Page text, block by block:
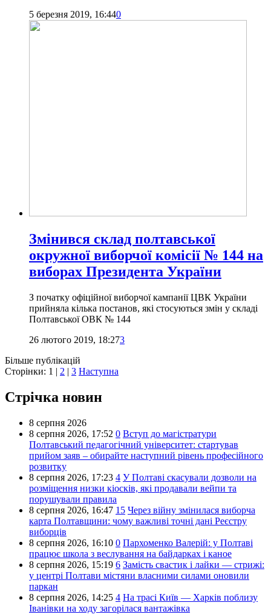
5 березня 2019, 16:440
Змінився склад полтавської
окружної виборчої комісії № 144 на
виборах Президента України
З початку офіційної виборчої кампанії ЦВК України
прийняла кілька постанов, які стосуються змін у складі
Полтавської ОВК № 144
26 лютого 2019, 18:273
Більше публікацій
Сторінки: 1 | 2 | 3 Наступна
Стрічка новин
8 серпня 2026
8 серпня 2026, 17:52 0 Вступ до магістратури
Полтавський педагогічний університет: стартував
прийом заяв – обирайте наступний рівень професійного
розвитку
8 серпня 2026, 17:23 4 У Полтаві скасували дозволи на
розміщення низки кіосків, які продавали вейпи та
порушували правила
8 серпня 2026, 16:47 15 Через війну змінилася виборча
карта Полтавщини: чому важливі точні дані Реєстру
виборців
8 серпня 2026, 16:10 0 Пархоменко Валерій: у Полтаві
працює школа з веслування на байдарках і каное
8 серпня 2026, 15:19 6 Замість свастик і лайки — стрижі:
у центрі Полтави містяни власними силами оновили
паркан
8 серпня 2026, 14:25 4 На трасі Київ — Харків поблизу
Іванівки на ходу загорілася вантажівка